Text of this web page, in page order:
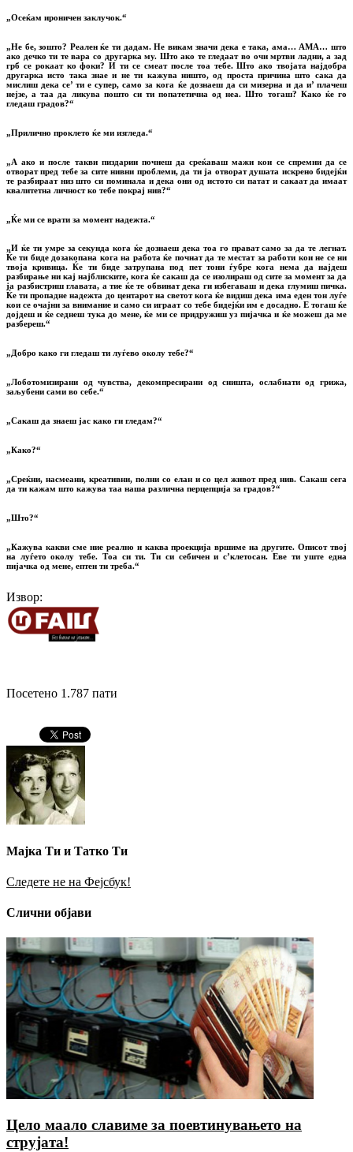
„Осеќам ироничен заклучок.“
„Не бе, зошто? Реален ќе ти дадам. Не викам значи дека е така, ама… АМА… што
ако дечко ти те вара со другарка му. Што ако те гледаат во очи мртви ладни, а зад
грб се рокаат ко фоки? И ти се смеат после тоа тебе. Што ако твојата најдобра
другарка исто така знае и не ти кажува ништо, од проста причина што сака да
мислиш дека се’ ти е супер, само за кога ќе дознаеш да си мизерна и да и’ плачеш
нејзе, а таа да ликува пошто си ти попатетична од неа. Што тогаш? Како ќе го
гледаш градов?“
„Прилично проклето ќе ми изгледа.“
„А ако и после такви пиздарии почнеш да среќаваш мажи кои се спремни да се
отворат пред тебе за сите нивни проблеми, да ти ја отворат душата искрено бидејќи
те разбираат низ што си поминала и дека они од истото си патат и сакаат да имаат
квалитетна личност ко тебе покрај нив?“
„Ќе ми се врати за момент надежта.“
„И ќе ти умре за секунда кога ќе дознаеш дека тоа го прават само за да те легнат.
Ќе ти биде дозакопана кога на работа ќе почнат да те местат за работи кои не се ни
твоја кривица. Ќе ти биде затрупана под пет тони ѓубре кога нема да најдеш
разбирање ни кај најблиските, кога ќе сакаш да се изолираш од сите за момент за да
ја разбистриш главата, а тие ќе те обвинат дека ги избегаваш и дека глумиш пичка.
Ќе ти пропадне надежта до центарот на светот кога ќе видиш дека има еден тон луѓе
кои се очајни за внимание и само си играат со тебе бидејќи им е досадно. Е тогаш ќе
дојдеш и ќе седнеш тука до мене, ќе ми се придружиш уз пијачка и ќе можеш да ме
разбереш.“
„Добро како ги гледаш ти луѓево околу тебе?“
„Лоботомизирани од чувства, декомпресирани од сништа, ослабнати од грижа,
заљубени сами во себе.“
„Сакаш да знаеш јас како ги гледам?“
„Како?“
„Среќни, насмеани, креативни, полни со елан и со цел живот пред нив. Сакаш сега
да ти кажам што кажува таа наша различна перцепција за градов?“
„Што?“
„Кажува какви сме ние реално и каква проекција вршиме на другите. Описот твој
на луѓето околу тебе. Тоа си ти. Ти си себичен и с’клетосан. Еве ти уште една
пијачка од мене, ептен ти треба.“
Извор:
Посетено 1.787 пати
Мајка Ти и Татко Ти
Следете не на Фејсбук!
Слични објави
Цело маало славиме за поевтинувањето на
струјата!